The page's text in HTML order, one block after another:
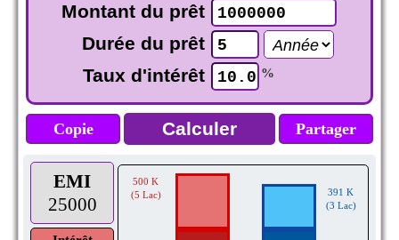
Montant du prêt
Durée du prêt
Taux d'intérêt
%
Copie Partager
EMI
25000
500 K
(5 Lac)
391 K
(3 Lac)